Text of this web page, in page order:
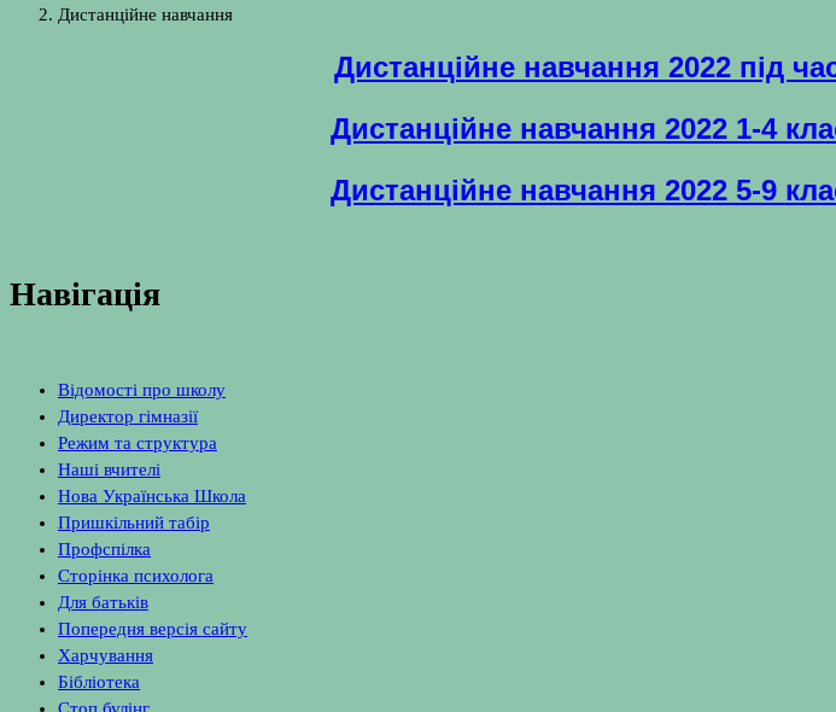
Дистанційне навчання
Дистанційне навчання 2022 під
Дистанційне навчання 2022 1-4
Дистанційне навчання 2022 5-9
Навігація
Відомості про школу
Директор гімназії
Режим та структура
Наші вчителі
Нова Українська Школа
Пришкільний табір
Профспілка
Сторінка психолога
Для батьків
Попередня версія сайту
Харчування
Бібліотека
Стоп булінг